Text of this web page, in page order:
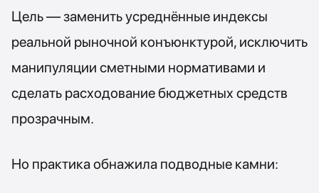
Цель — заменить усреднённые индексы
реальной рыночной конъюнктурой, исключить
манипуляции сметными нормативами и
сделать расходование бюджетных средств
прозрачным.
Но практика обнажила подводные камни: